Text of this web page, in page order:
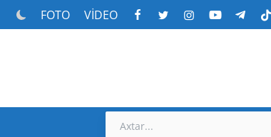
FOTO VİDEO